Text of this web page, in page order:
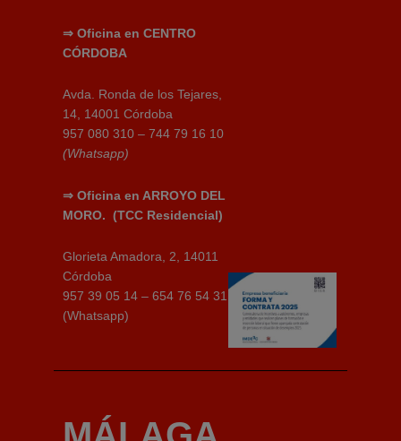
⇒ Oficina en CENTRO
CÓRDOBA
Avda. Ronda de los Tejares,
14, 14001 Córdoba
957 080 310 – 744 79 16 10
(Whatsapp)
⇒ Oficina en ARROYO DEL
MORO. (TCC Residencial)
Glorieta Amadora, 2, 14011
Córdoba
957 39 05 14 – 654 76 54 31
(Whatsapp)